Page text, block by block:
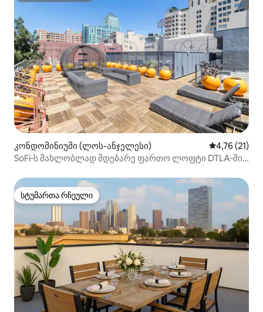
კონდომინიუმი (ლოს-ანჯელესი) საშუალო
4,76 (21)
SoFi‑ს მახლობლად მდებარე ფართო ლოფტი DTLA‑ში |
სტუმართა რჩეული
სტუმართა რჩეული